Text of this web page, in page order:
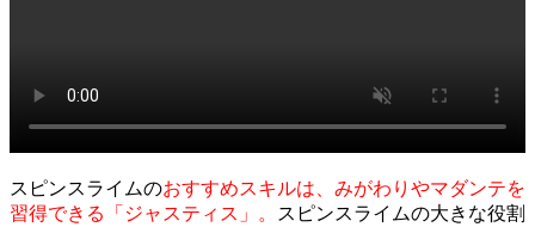
スピンスライムのおすすめスキルは、みがわりやマダンテを
習得できる「ジャスティス」。 スピンスライムの大きな役割